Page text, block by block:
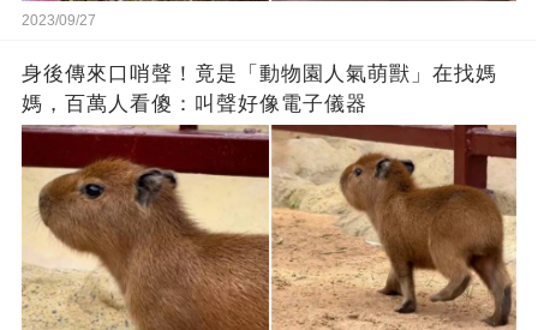
2023/09/27
身後傳來口哨聲！竟是「動物園人氣萌獸」在找媽
媽，百萬人看傻：叫聲好像電子儀器